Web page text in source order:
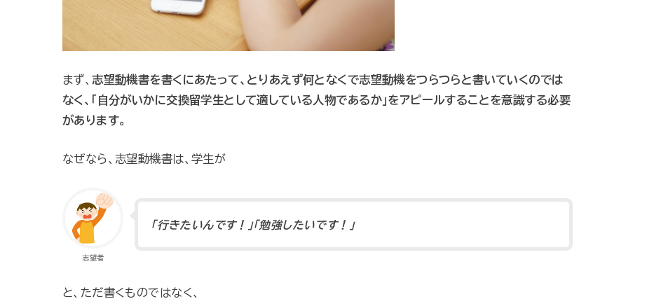
まず、志望動機書を書くにあたって、とりあえず何となくで志望動機をつらつらと書いていくのでは
なく、「自分がいかに交換留学生として適している人物であるか」をアピールすることを意識する必要
があります。
なぜなら、志望動機書は、学生が
志望者
「行きたいんです！」「勉強したいです！」
と、ただ書くものではなく、